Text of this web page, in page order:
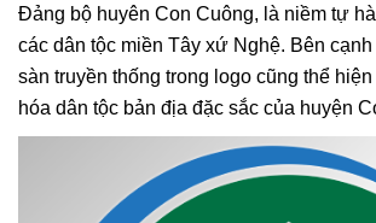
Đảng bộ huyên Con Cuông, là niềm tự
các dân tộc miền Tây xứ Nghệ. Bên
sàn truyền thống trong logo cũng thể
hóa dân tộc bản địa đặc sắc của huyện